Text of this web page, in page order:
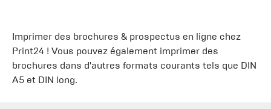
Imprimer des brochures & prospectus en ligne chez
Print24 ! Vous pouvez également imprimer des
brochures dans d'autres formats courants tels que DIN
A5 et DIN long.